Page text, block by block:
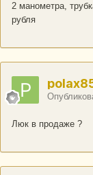
2 манометра,
рубля
Люк в продаже ?